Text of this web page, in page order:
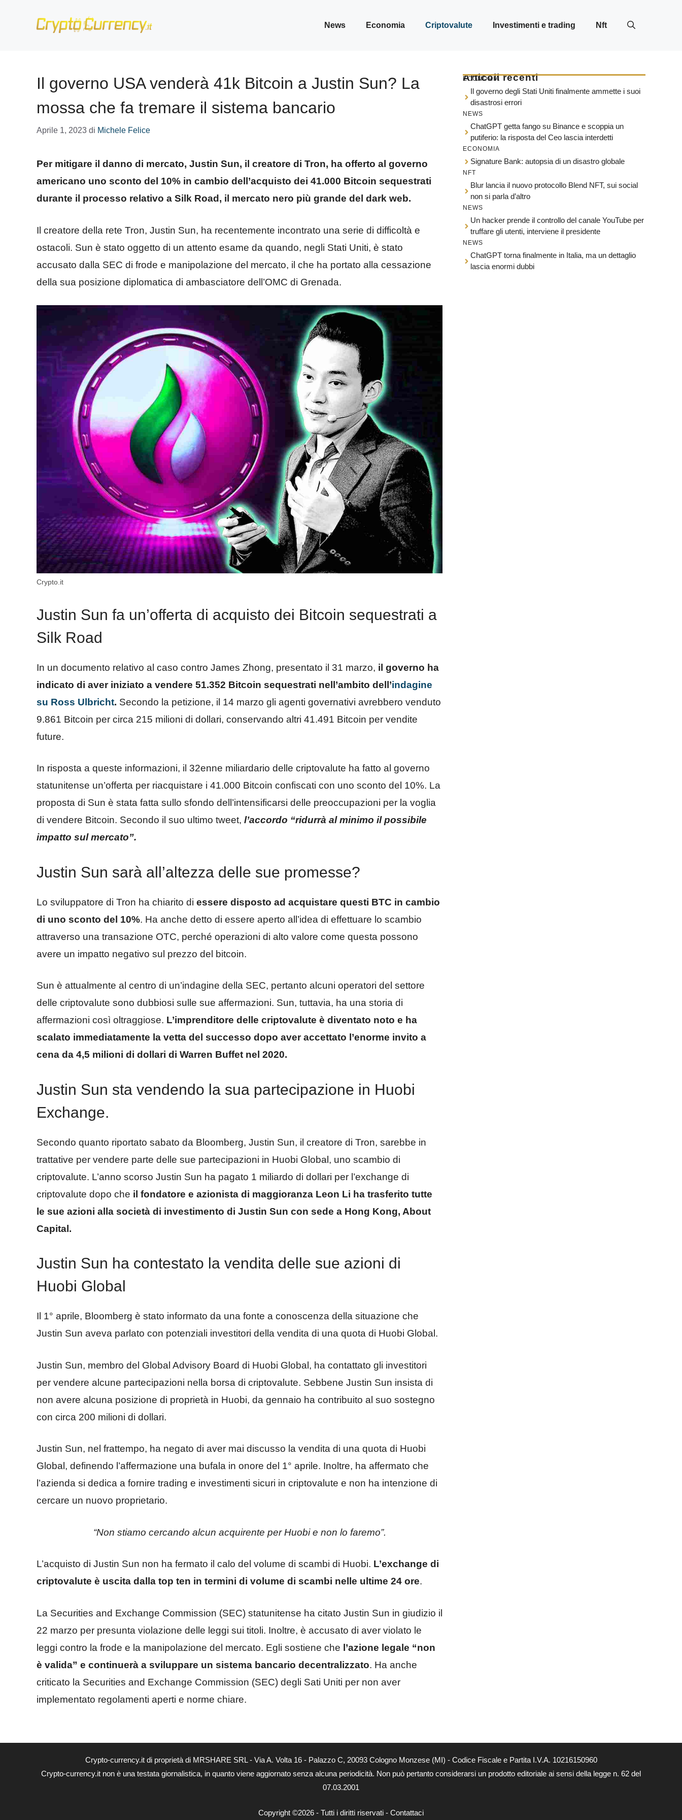
News Economia Criptovalute Investimenti e trading Nft
Il governo USA venderà 41k Bitcoin a Justin Sun? La
mossa che fa tremare il sistema bancario
Aprile 1, 2023 di Michele Felice
Per mitigare il danno di mercato, Justin Sun, il creatore di Tron, ha offerto al governo
americano uno sconto del 10% in cambio dell’acquisto dei 41.000 Bitcoin sequestrati
durante il processo relativo a Silk Road, il mercato nero più grande del dark web.
Il creatore della rete Tron, Justin Sun, ha recentemente incontrato una serie di difficoltà e
ostacoli. Sun è stato oggetto di un attento esame da quando, negli Stati Uniti, è stato
accusato dalla SEC di frode e manipolazione del mercato, il che ha portato alla cessazione
della sua posizione diplomatica di ambasciatore dell’OMC di Grenada.
Crypto.it
Justin Sun fa un’offerta di acquisto dei Bitcoin sequestrati a
Silk Road
In un documento relativo al caso contro James Zhong, presentato il 31 marzo, il governo ha
indicato di aver iniziato a vendere 51.352 Bitcoin sequestrati nell’ambito dell’indagine
su Ross Ulbricht. Secondo la petizione, il 14 marzo gli agenti governativi avrebbero venduto
9.861 Bitcoin per circa 215 milioni di dollari, conservando altri 41.491 Bitcoin per vendite
future.
In risposta a queste informazioni, il 32enne miliardario delle criptovalute ha fatto al governo
statunitense un’offerta per riacquistare i 41.000 Bitcoin confiscati con uno sconto del 10%. La
proposta di Sun è stata fatta sullo sfondo dell’intensificarsi delle preoccupazioni per la voglia
di vendere Bitcoin. Secondo il suo ultimo tweet, l’accordo “ridurrà al minimo il possibile
impatto sul mercato”.
Justin Sun sarà all’altezza delle sue promesse?
Lo sviluppatore di Tron ha chiarito di essere disposto ad acquistare questi BTC in cambio
di uno sconto del 10%. Ha anche detto di essere aperto all’idea di effettuare lo scambio
attraverso una transazione OTC, perché operazioni di alto valore come questa possono
avere un impatto negativo sul prezzo del bitcoin.
Sun è attualmente al centro di un’indagine della SEC, pertanto alcuni operatori del settore
delle criptovalute sono dubbiosi sulle sue affermazioni. Sun, tuttavia, ha una storia di
affermazioni così oltraggiose. L’imprenditore delle criptovalute è diventato noto e ha
scalato immediatamente la vetta del successo dopo aver accettato l’enorme invito a
cena da 4,5 milioni di dollari di Warren Buffet nel 2020.
Justin Sun sta vendendo la sua partecipazione in Huobi
Exchange.
Secondo quanto riportato sabato da Bloomberg, Justin Sun, il creatore di Tron, sarebbe in
trattative per vendere parte delle sue partecipazioni in Huobi Global, uno scambio di
criptovalute. L’anno scorso Justin Sun ha pagato 1 miliardo di dollari per l’exchange di
criptovalute dopo che il fondatore e azionista di maggioranza Leon Li ha trasferito tutte
le sue azioni alla società di investimento di Justin Sun con sede a Hong Kong, About
Capital.
Justin Sun ha contestato la vendita delle sue azioni di
Huobi Global
Il 1° aprile, Bloomberg è stato informato da una fonte a conoscenza della situazione che
Justin Sun aveva parlato con potenziali investitori della vendita di una quota di Huobi Global.
Justin Sun, membro del Global Advisory Board di Huobi Global, ha contattato gli investitori
per vendere alcune partecipazioni nella borsa di criptovalute. Sebbene Justin Sun insista di
non avere alcuna posizione di proprietà in Huobi, da gennaio ha contribuito al suo sostegno
con circa 200 milioni di dollari.
Justin Sun, nel frattempo, ha negato di aver mai discusso la vendita di una quota di Huobi
Global, definendo l’affermazione una bufala in onore del 1° aprile. Inoltre, ha affermato che
l’azienda si dedica a fornire trading e investimenti sicuri in criptovalute e non ha intenzione di
cercare un nuovo proprietario.
“Non stiamo cercando alcun acquirente per Huobi e non lo faremo”.
L’acquisto di Justin Sun non ha fermato il calo del volume di scambi di Huobi. L’exchange di
criptovalute è uscita dalla top ten in termini di volume di scambi nelle ultime 24 ore.
La Securities and Exchange Commission (SEC) statunitense ha citato Justin Sun in giudizio il
22 marzo per presunta violazione delle leggi sui titoli. Inoltre, è accusato di aver violato le
leggi contro la frode e la manipolazione del mercato. Egli sostiene che l’azione legale “non
è valida” e continuerà a sviluppare un sistema bancario decentralizzato. Ha anche
criticato la Securities and Exchange Commission (SEC) degli Sati Uniti per non aver
implementato regolamenti aperti e norme chiare.
Articoli recenti
ECONOMIA
Il governo degli Stati Uniti finalmente ammette i suoi
disastrosi errori
NEWS
ChatGPT getta fango su Binance e scoppia un
putiferio: la risposta del Ceo lascia interdetti
ECONOMIA
Signature Bank: autopsia di un disastro globale
NFT
Blur lancia il nuovo protocollo Blend NFT, sui social
non si parla d’altro
NEWS
Un hacker prende il controllo del canale YouTube per
truffare gli utenti, interviene il presidente
NEWS
ChatGPT torna finalmente in Italia, ma un dettaglio
lascia enormi dubbi
Crypto-currency.it di proprietà di MRSHARE SRL - Via A. Volta 16 - Palazzo C, 20093 Cologno Monzese (MI) - Codice Fiscale e Partita I.V.A. 10216150960
Crypto-currency.it non è una testata giornalistica, in quanto viene aggiornato senza alcuna periodicità. Non può pertanto considerarsi un prodotto editoriale ai sensi della legge n. 62 del
07.03.2001
Copyright ©2026 - Tutti i diritti riservati - Contattaci